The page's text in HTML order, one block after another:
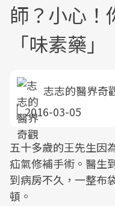
師？小心！
「味素藥」
志志的醫界奇
2016-03-05
五十多歲的王先生因
疝氣修補手術。醫生
到病房不久，一整布
頓。